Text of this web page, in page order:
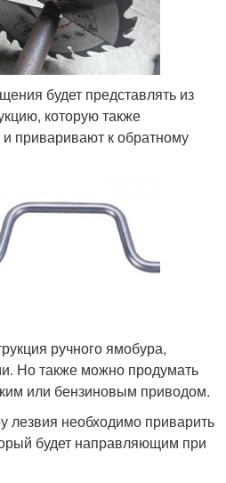
будет представлять из
которую также
и приваривают к обратному
ручного ямобура,
Но также можно продумать
или бензиновым приводом.
лезвия необходимо приварить
будет направляющим при